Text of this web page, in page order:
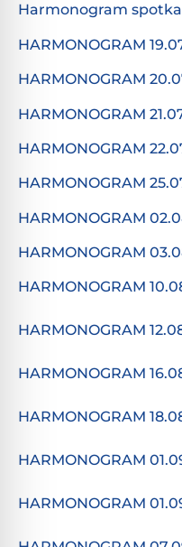
Harmonogram
HARMONOGRAM
HARMONOGRAM
HARMONOGRAM
HARMONOGRAM
HARMONOGRAM
HARMONOGRAM
HARMONOGRAM
HARMONOGRAM
HARMONOGRAM
HARMONOGRAM
HARMONOGRAM
HARMONOGRAM
HARMONOGRAM